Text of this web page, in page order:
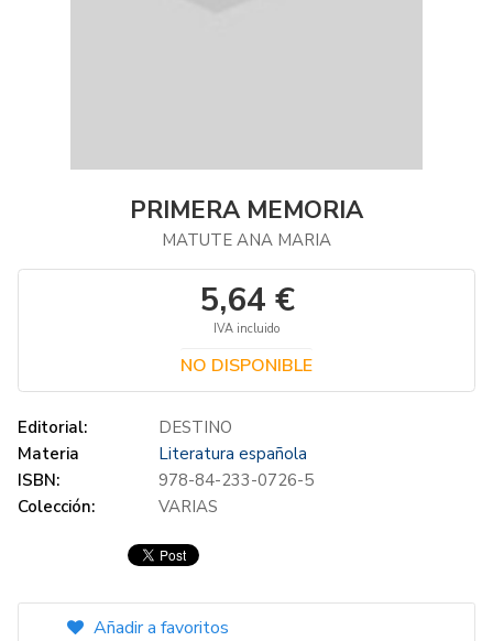
PRIMERA MEMORIA
MATUTE ANA MARIA
5,64 €
IVA incluido
NO DISPONIBLE
Editorial:
DESTINO
Materia
Literatura española
ISBN:
978-84-233-0726-5
Colección:
VARIAS
Añadir a favoritos